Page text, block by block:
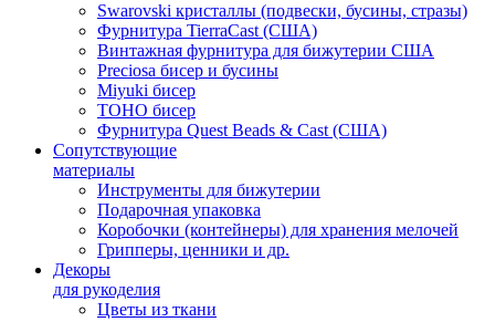
Swarovski кристаллы (подвески, бусины, стразы)
Фурнитура TierraCast (США)
Винтажная фурнитура для бижутерии США
Preciosa бисер и бусины
Miyuki бисер
TOHO бисер
Фурнитура Quest Beads & Cast (США)
Сопутствующие
материалы
Инструменты для бижутерии
Подарочная упаковка
Коробочки (контейнеры) для хранения мелочей
Грипперы, ценники и др.
Декоры
для рукоделия
Цветы из ткани